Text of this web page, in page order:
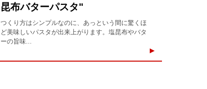
昆布バターパスタ"
つくり方はシンプルなのに、あっという間に驚くほ
ど美味しいパスタが出来上がります。塩昆布やバタ
ーの旨味...